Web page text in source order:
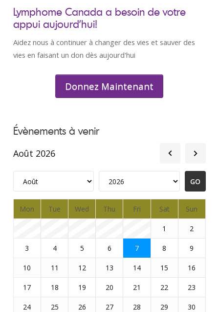
Lymphome Canada a besoin de votre
appui aujourd’hui!
Aidez nous à continuer à changer des vies et sauver des
vies en faisant un don dès aujourd'hui
Donnez Maintenant
Évènements à venir
Août 2026
Mon Tue Wed Thu Fri Sat Sun
1 2
3 4 5 6 7 8 9
10 11 12 13 14 15 16
17 18 19 20 21 22 23
24 25 26 27 28 29 30